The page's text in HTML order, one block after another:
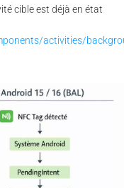
cible est déjà en état
activities/